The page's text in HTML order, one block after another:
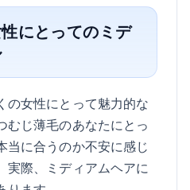
にとってのミデ
の女性にとって魅力的な
むじ薄毛のあなたにとっ
当に合うのか不安に感じ
実際、ミディアムヘアに